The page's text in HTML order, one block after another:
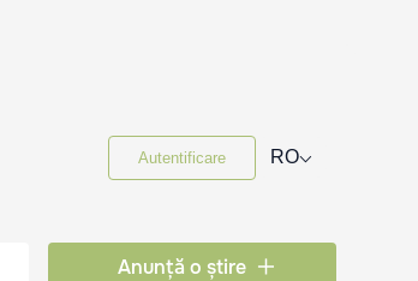
Autentificare RO⌵
Anunță o știre